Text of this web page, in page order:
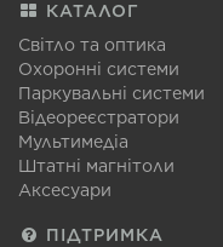
КАТАЛОГ
Світло та оптика
Охоронні системи
Паркувальні системи
Відеореєстратори
Мультимедіа
Штатні магнітоли
Аксесуари
ПІДТРИМКА